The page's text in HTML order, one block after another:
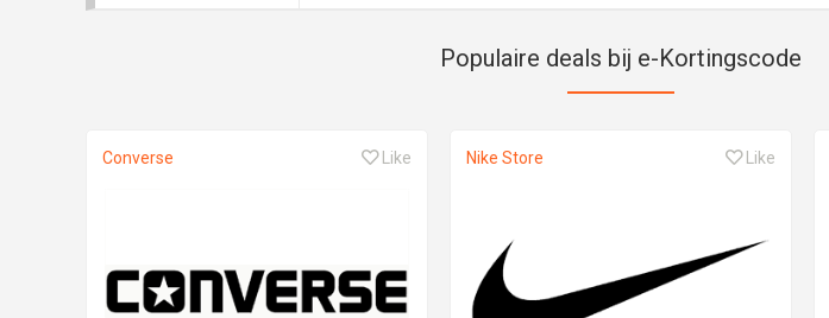
Populaire deals bij e-Kortingscode
Converse Like Nike Store Like